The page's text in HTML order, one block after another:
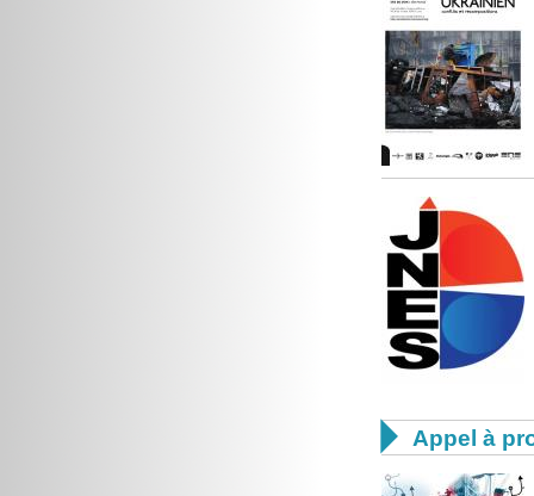
 Appel à